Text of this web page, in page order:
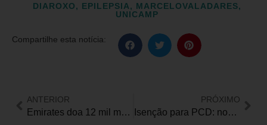
DIAROXO, EPILEPSIA, MARCELOVALADARES,
UNICAMP
Compartilhe esta notícia:
ANTERIOR
Emirates doa 12 mil máscaras para capacitação de profissionais que atendem pessoas com deficiência visual
PRÓXIMO
Isenção para PCD: nova regra pode ser inconstitucional e criar precedente perigoso